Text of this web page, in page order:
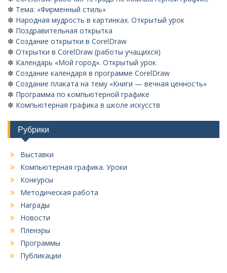
✽ Тема: «Фирменный стиль»
✽ Народная мудрость в картинках. Открытый урок
✽ Поздравительная открытка
✽ Создание открытки в CorelDraw
✽ Открытки в CorelDraw (работы учащихся)
✽ Календарь «Мой город». Открытый урок
✽ Создание календаря в программе CorelDraw
✽ Создание плаката на тему «Книги — вечная ценность»
✽ Программа по компьютерной графике
✽ Компьютерная графика в школе искусств
Рубрики
Выставки
Компьютерная графика. Уроки
Конкурсы
Методическая работа
Награды
Новости
Пленэры
Программы
Публикации